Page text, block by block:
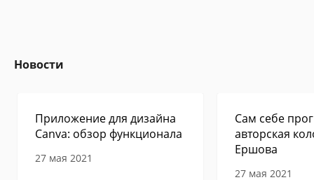
Новости
Приложение для дизайна
Canva: обзор функционала
27 мая 2021
Сам себе
авторская
Ершова
27 мая 2021